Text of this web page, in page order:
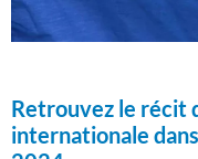
Retrouvez le récit
internationale